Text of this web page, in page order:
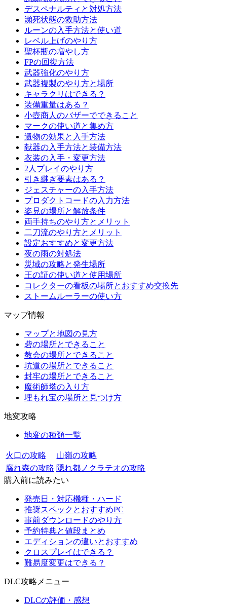
デスペナルティと対処方法
瀕死状態の救助方法
ルーンの入手方法と使い道
レベル上げのやり方
聖杯瓶の増やし方
FPの回復方法
武器強化のやり方
武器複製のやり方と場所
キャラクリはできる？
装備重量はある？
小壺商人のバザーでできること
マークの使い道と集め方
遺物の効果と入手方法
献器の入手方法と装備方法
衣装の入手・変更方法
2人プレイのやり方
引き継ぎ要素はある？
ジェスチャーの入手方法
プロダクトコードの入力方法
姿見の場所と解放条件
両手持ちのやり方とメリット
二刀流のやり方とメリット
設定おすすめと変更方法
夜の雨の対処法
災域の攻略と発生場所
王の証の使い道と使用場所
コレクターの看板の場所とおすすめ交換先
ストームルーラーの使い方
マップ情報
マップと地図の見方
砦の場所とできること
教会の場所とできること
坑道の場所とできること
封牢の場所とできること
魔術師塔の入り方
埋もれ宝の場所と見つけ方
地変攻略
地変の種類一覧
火口の攻略
山嶺の攻略
腐れ森の攻略 隠れ都ノクラテオの攻略
購入前に読みたい
発売日・対応機種・ハード
推奨スペックとおすすめPC
事前ダウンロードのやり方
予約特典と値段まとめ
エディションの違いとおすすめ
クロスプレイはできる？
難易度変更はできる？
DLC攻略メニュー
DLCの評価・感想